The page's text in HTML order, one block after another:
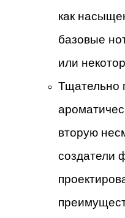
как
базовые
или
Тщательно
вторую
создатели